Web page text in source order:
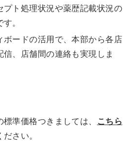
プト処理状況や薬歴記載状況の
。
ボードの活用で、本部から各店
、店舗間の連絡も実現しま
準価格つきましては、 こちら
さい。